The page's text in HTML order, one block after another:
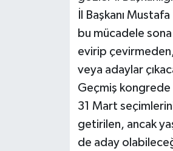
İl Başkanı
bu mücadele
evirip
veya adaylar
Geçmiş kongrede
31 Mart
getirilen, ancak
de aday